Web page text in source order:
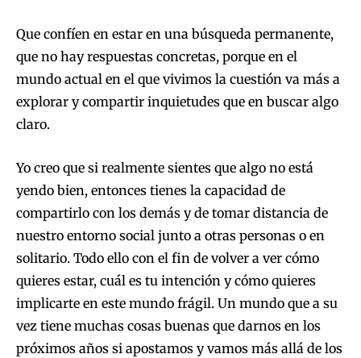
Que confíen en estar en una búsqueda permanente,
que no hay respuestas concretas, porque en el
mundo actual en el que vivimos la cuestión va más a
explorar y compartir inquietudes que en buscar algo
claro.
Yo creo que si realmente sientes que algo no está
yendo bien, entonces tienes la capacidad de
compartirlo con los demás y de tomar distancia de
nuestro entorno social junto a otras personas o en
solitario. Todo ello con el fin de volver a ver cómo
quieres estar, cuál es tu intención y cómo quieres
implicarte en este mundo frágil. Un mundo que a su
vez tiene muchas cosas buenas que darnos en los
próximos años si apostamos y vamos más allá de los